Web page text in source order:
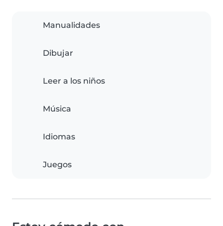
Manualidades
Dibujar
Leer a los niños
Música
Idiomas
Juegos